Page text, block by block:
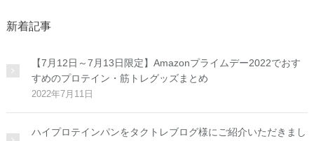
新着記事
【7月12日～7月13日限定】Amazonプライムデー2022でおす
すめのプロテイン・筋トレグッズまとめ
2022年7月11日
ハイプロテインパンをタクトレブログ様にご紹介いただきまし